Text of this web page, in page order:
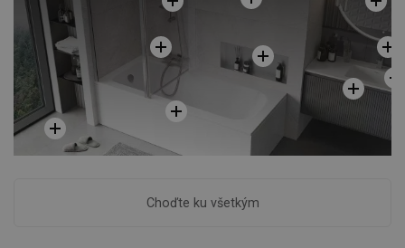
Choďte ku všetkým